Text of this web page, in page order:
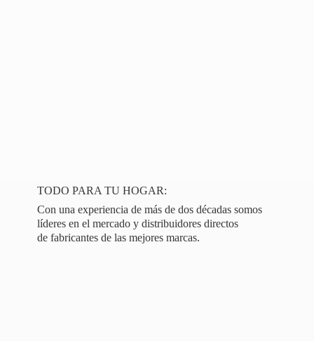
TODO PARA TU HOGAR:
Con una experiencia de más de dos décadas somos
líderes en el mercado y distribuidores directos
de fabricantes de las mejores marcas.